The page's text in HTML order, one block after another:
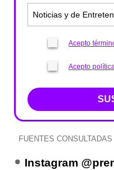
Acepto
Acepto
FUENTES CONSULTADAS
Instagram